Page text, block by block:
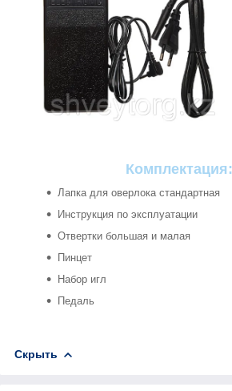
Комплектация:
Лапка для оверлока стандартная
Инструкция по эксплуатации
Отвертки большая и малая
Пинцет
Набор игл
Педаль
Скрыть